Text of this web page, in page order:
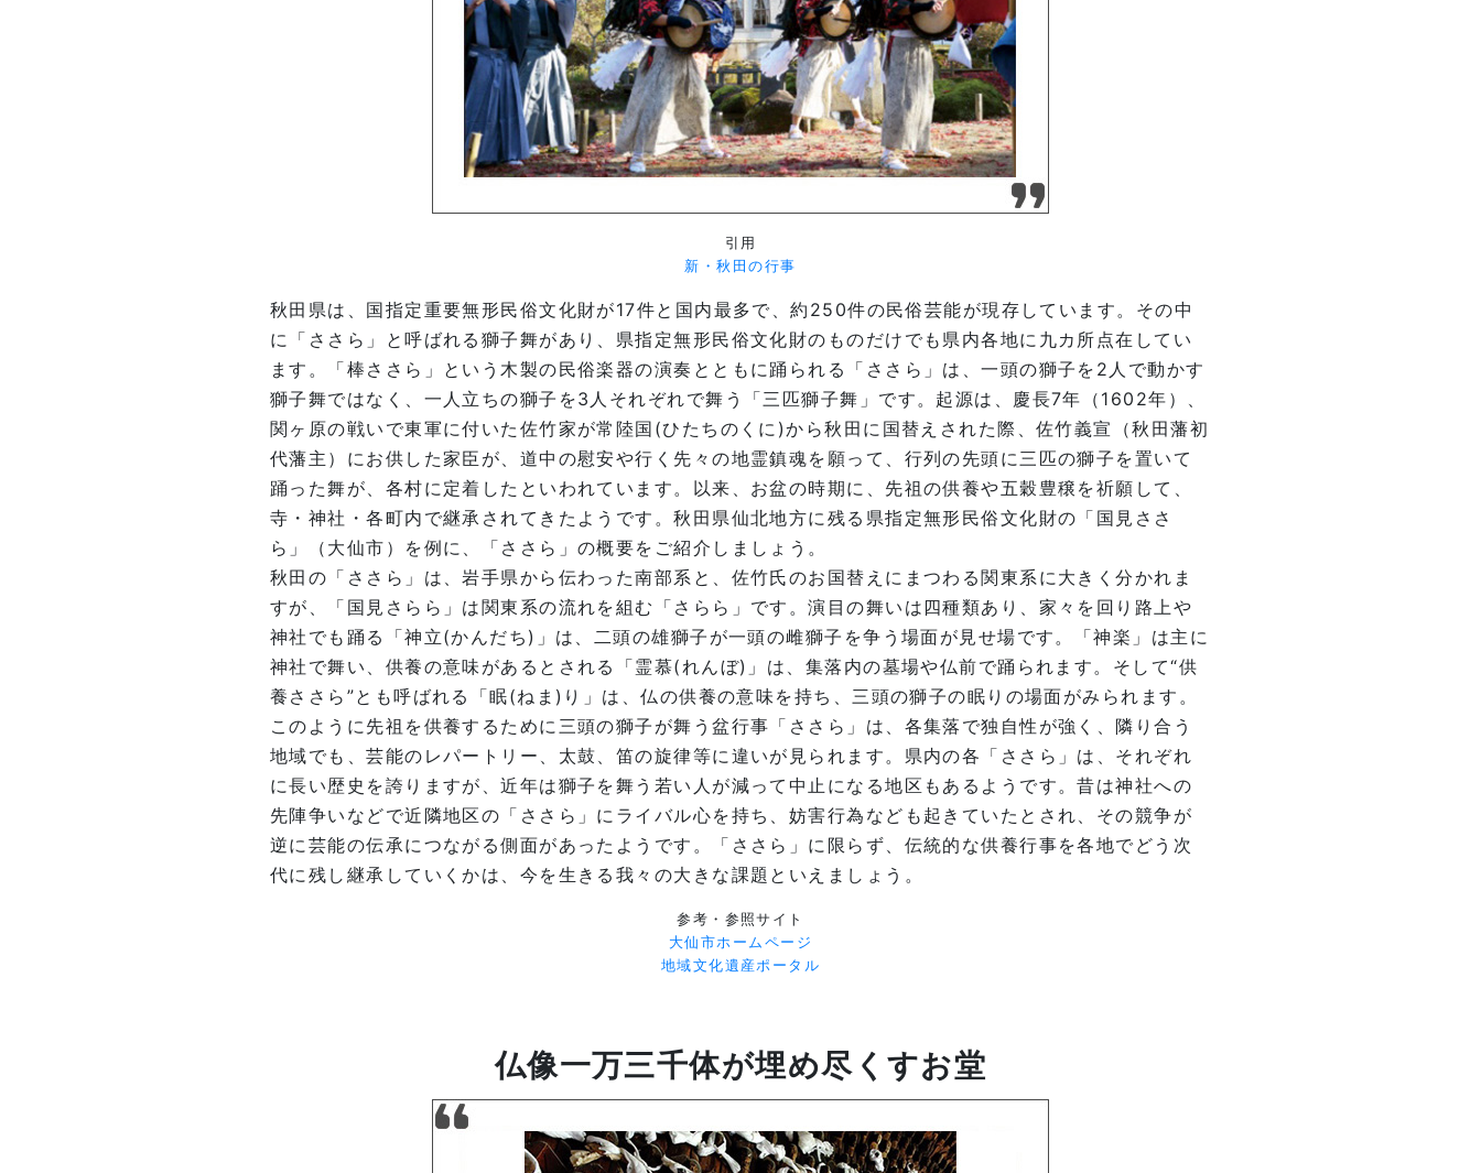
引用
新・秋田の行事
秋田県は、国指定重要無形民俗文化財が17件と国内最多で、約250件の民俗芸能が現存しています。その中
に「ささら」と呼ばれる獅子舞があり、県指定無形民俗文化財のものだけでも県内各地に九カ所点在してい
ます。「棒ささら」という木製の民俗楽器の演奏とともに踊られる「ささら」は、一頭の獅子を2人で動かす
獅子舞ではなく、一人立ちの獅子を3人それぞれで舞う「三匹獅子舞」です。起源は、慶長7年（1602年）、
関ヶ原の戦いで東軍に付いた佐竹家が常陸国(ひたちのくに)から秋田に国替えされた際、佐竹義宣（秋田藩初
代藩主）にお供した家臣が、道中の慰安や行く先々の地霊鎮魂を願って、行列の先頭に三匹の獅子を置いて
踊った舞が、各村に定着したといわれています。以来、お盆の時期に、先祖の供養や五穀豊穣を祈願して、
寺・神社・各町内で継承されてきたようです。秋田県仙北地方に残る県指定無形民俗文化財の「国見ささ
ら」（大仙市）を例に、「ささら」の概要をご紹介しましょう。
秋田の「ささら」は、岩手県から伝わった南部系と、佐竹氏のお国替えにまつわる関東系に大きく分かれま
すが、「国見さらら」は関東系の流れを組む「さらら」です。演目の舞いは四種類あり、家々を回り路上や
神社でも踊る「神立(かんだち)」は、二頭の雄獅子が一頭の雌獅子を争う場面が見せ場です。「神楽」は主に
神社で舞い、供養の意味があるとされる「霊慕(れんぼ)」は、集落内の墓場や仏前で踊られます。そして“供
養ささら”とも呼ばれる「眠(ねま)り」は、仏の供養の意味を持ち、三頭の獅子の眠りの場面がみられます。
このように先祖を供養するために三頭の獅子が舞う盆行事「ささら」は、各集落で独自性が強く、隣り合う
地域でも、芸能のレパートリー、太鼓、笛の旋律等に違いが見られます。県内の各「ささら」は、それぞれ
に長い歴史を誇りますが、近年は獅子を舞う若い人が減って中止になる地区もあるようです。昔は神社への
先陣争いなどで近隣地区の「ささら」にライバル心を持ち、妨害行為なども起きていたとされ、その競争が
逆に芸能の伝承につながる側面があったようです。「ささら」に限らず、伝統的な供養行事を各地でどう次
代に残し継承していくかは、今を生きる我々の大きな課題といえましょう。
参考・参照サイト
大仙市ホームページ
地域文化遺産ポータル
仏像一万三千体が埋め尽くすお堂